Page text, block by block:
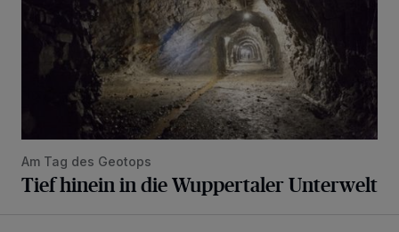
Am Tag des Geotops
Tief hinein in die Wuppertaler Unterwelt